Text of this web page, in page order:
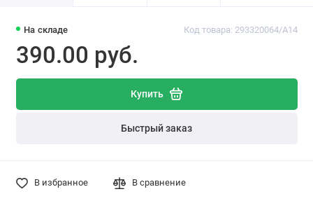
На складе Код товара: 293320064/A14
390.00 pуб.
Купить
Быстрый заказ
В избранное В сравнение